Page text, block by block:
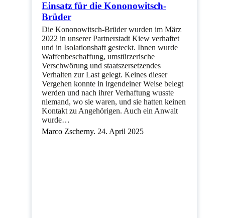
Einsatz für die Kononowitsch-
Brüder
Die Kononowitsch-Brüder wurden im März
2022 in unserer Partnerstadt Kiew verhaftet
und in Isolationshaft gesteckt. Ihnen wurde
Waffenbeschaffung, umstürzerische
Verschwörung und staatszersetzendes
Verhalten zur Last gelegt. Keines dieser
Vergehen konnte in irgendeiner Weise belegt
werden und nach ihrer Verhaftung wusste
niemand, wo sie waren, und sie hatten keinen
Kontakt zu Angehörigen. Auch ein Anwalt
wurde…
Marco Zscherny. 24. April 2025